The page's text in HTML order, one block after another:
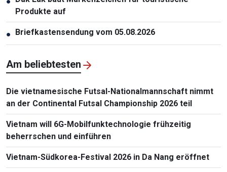
Produkte auf
● Briefkastensendung vom 05.08.2026
Am beliebtesten
Die vietnamesische Futsal-Nationalmannschaft nimmt
an der Continental Futsal Championship 2026 teil
Vietnam will 6G-Mobilfunktechnologie frühzeitig
beherrschen und einführen
Vietnam-Südkorea-Festival 2026 in Da Nang eröffnet